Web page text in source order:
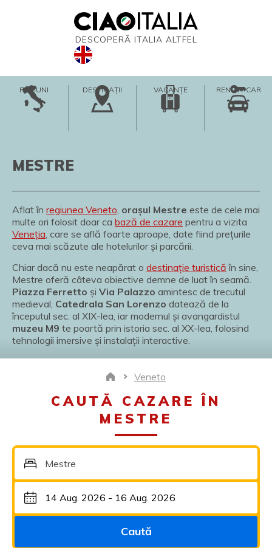
DESCOPERĂ ITALIA ALTFEL
REGIUNI DESTINAȚII VACANȚE RENT-A-CAR
MESTRE
Aflat în regiunea Veneto, orașul Mestre este de cele mai
multe ori folosit doar ca bază de cazare pentru a vizita
Veneția, care se află foarte aproape, date fiind prețurile
ceva mai scăzute ale hotelurilor și parcării.
Chiar dacă nu este neapărat o destinație turistică în sine,
Mestre oferă câteva obiective demne de luat în seamă.
Piazza Ferretto și Via Palazzo amintesc de trecutul
medieval, Catedrala San Lorenzo datează de la
începutul sec. al XIX-lea, iar modernul și avangardistul
muzeu M9 te poartă prin istoria sec. al XX-lea, folosind
tehnologii imersive și instalații interactive.
Home Veneto
CAUTĂ CAZARE ÎN
MESTRE
Mestre
Caută